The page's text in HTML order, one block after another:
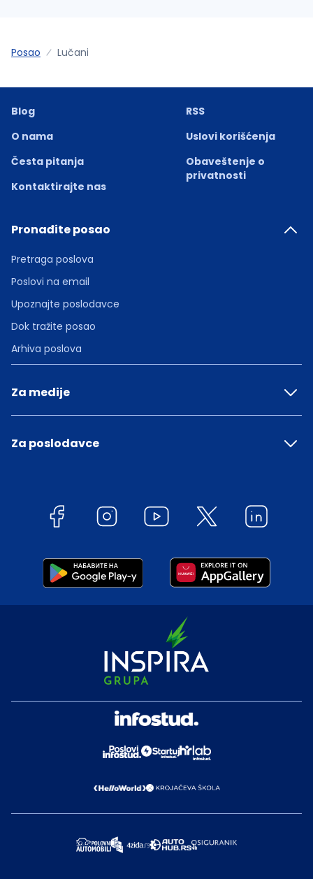
Posao Lučani
Blog
O nama
Česta pitanja
Kontaktirajte nas
RSS
Uslovi korišćenja
Obaveštenje o
privatnosti
Pronađite posao
Pretraga poslova
Poslovi na email
Upoznajte poslodavce
Dok tražite posao
Arhiva poslova
Za medije
Za poslodavce